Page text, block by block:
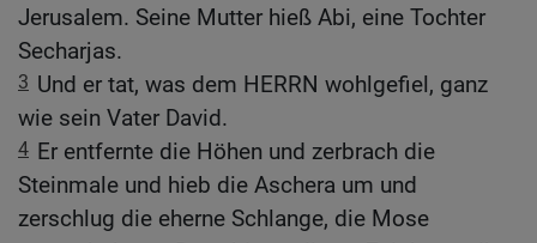
Jerusalem. Seine Mutter hieß Abi, eine Tochter
Secharjas.
3 Und er tat, was dem HERRN wohlgefiel, ganz
wie sein Vater David.
4 Er entfernte die Höhen und zerbrach die
Steinmale und hieb die Aschera um und
zerschlug die eherne Schlange, die Mose